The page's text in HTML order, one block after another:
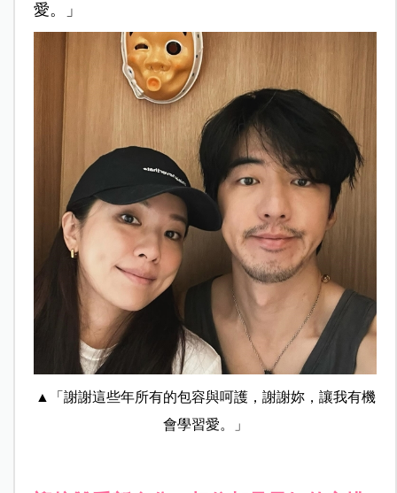
愛。」
▲「謝謝這些年所有的包容與呵護，謝謝妳，讓我有機
會學習愛。」